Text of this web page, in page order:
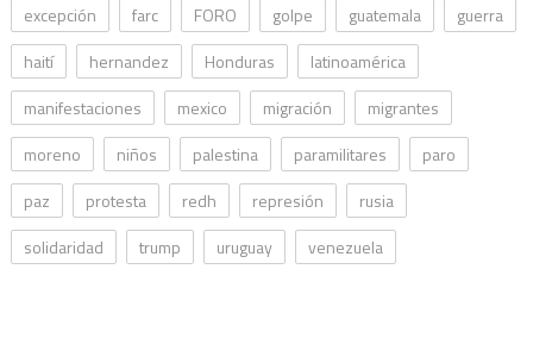
excepción
farc FORO golpe guatemala
guerra
haití
hernandez Honduras
latinoamérica
manifestaciones
mexico migración
migrantes
moreno
niños palestina paramilitares
paro
paz
protesta redh represión
rusia
solidaridad
trump uruguay venezuela